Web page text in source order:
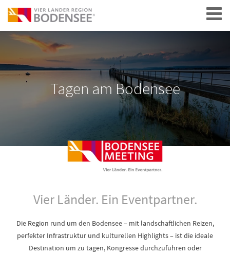
Navigation
Tagen am Bodensee
Vier Länder. Ein Eventpartner.
Die Region rund um den Bodensee – mit landschaftlichen Reizen,
perfekter Infrastruktur und kulturellen Highlights – ist die ideale
Destination um zu tagen, Kongresse durchzuführen oder